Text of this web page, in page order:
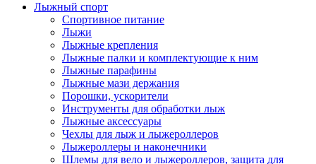
Лыжный спорт
Спортивное питание
Лыжи
Лыжные крепления
Лыжные палки и комплектующие к ним
Лыжные парафины
Лыжные мази держания
Порошки, ускорители
Инструменты для обработки лыж
Лыжные аксессуары
Чехлы для лыж и лыжероллеров
Лыжероллеры и наконечники
Шлемы для вело и лыжероллеров, защита для